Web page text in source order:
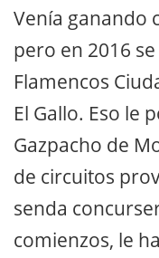
Venía ganando
pero en 2016
Flamencos
El Gallo. Eso le
Gazpacho de
de circuitos
senda
comienzos, le